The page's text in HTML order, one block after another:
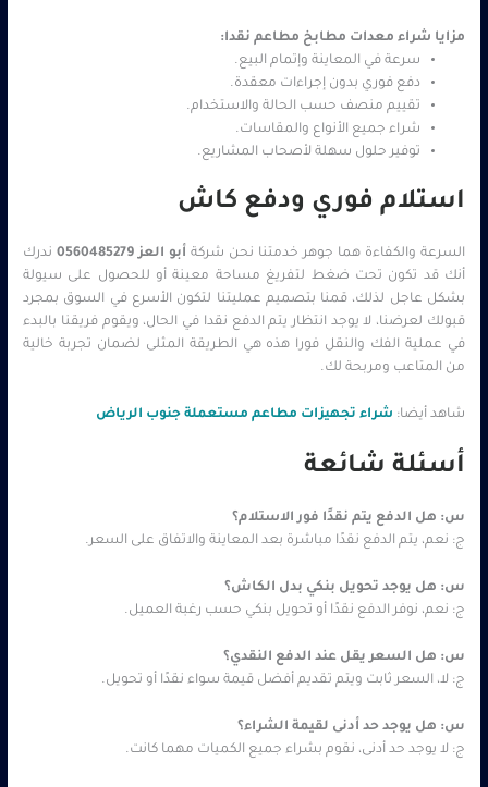
مزايا شراء معدات مطابخ مطاعم نقدا:
سرعة في المعاينة وإتمام البيع.
دفع فوري بدون إجراءات معقدة.
تقييم منصف حسب الحالة والاستخدام.
شراء جميع الأنواع والمقاسات.
توفير حلول سهلة لأصحاب المشاريع.
استلام فوري ودفع كاش
السرعة والكفاءة هما جوهر خدمتنا نحن شركة أبو العز 0560485279 ندرك
أنك قد تكون تحت ضغط لتفريغ مساحة معينة أو للحصول على سيولة
بشكل عاجل لذلك، قمنا بتصميم عمليتنا لتكون الأسرع في السوق بمجرد
قبولك لعرضنا، لا يوجد انتظار يتم الدفع نقدا في الحال، ويقوم فريقنا بالبدء
في عملية الفك والنقل فورا هذه هي الطريقة المثلى لضمان تجربة خالية
من المتاعب ومربحة لك.
شاهد أيضا: شراء تجهيزات مطاعم مستعملة جنوب الرياض
أسئلة شائعة
س: هل الدفع يتم نقدًا فور الاستلام؟
ج: نعم، يتم الدفع نقدًا مباشرة بعد المعاينة والاتفاق على السعر.
س: هل يوجد تحويل بنكي بدل الكاش؟
ج: نعم، نوفر الدفع نقدًا أو تحويل بنكي حسب رغبة العميل.
س: هل السعر يقل عند الدفع النقدي؟
ج: لا، السعر ثابت ويتم تقديم أفضل قيمة سواء نقدًا أو تحويل.
س: هل يوجد حد أدنى لقيمة الشراء؟
ج: لا يوجد حد أدنى، نقوم بشراء جميع الكميات مهما كانت.